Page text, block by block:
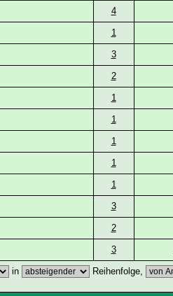
4
1
3
2
1
1
1
1
1
3
2
3
in Reihenfolge,